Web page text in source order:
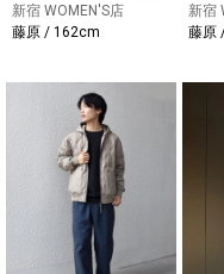
新宿 WOMEN'S店
藤原 / 162cm
新宿
藤原